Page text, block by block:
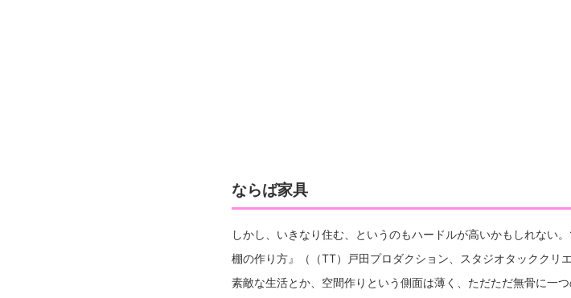
ならば家具
しかし、いきなり住む、というのもハードルが高いかもしれない
棚の作り方』（（TT）戸田プロダクション、スタジオタッククリ
素敵な生活とか、空間作りという側面は薄く、ただただ無骨に一つ